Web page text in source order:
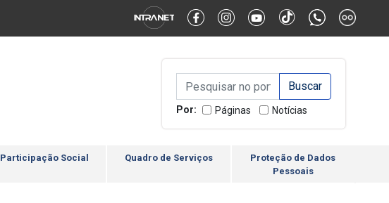
Alternar Alto Contraste Alternar Tamanho da Fonte
Campo de Busca de
Campo de Busca de informaçõesEnviar a Busca
Por: Páginas Notícias
Participação Social Quadro de Serviços
Proteção de Dados
Pessoais